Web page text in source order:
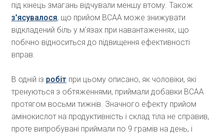
під кінець змагань відчували меншу втому. Також
з'ясувалося, що прийом ВСАА може знижувати
відкладений біль у м'язах при навантаженнях, що
побічно відноситься до підвищення ефективності
вправ.
В одній із робіт при цьому описано, як чоловіки, які
тренуються з обтяженнями, приймали добавки ВСАА
протягом восьми тижнів. Значного ефекту прийом
амінокислот на продуктивність і склад тіла не справив,
проте випробувані приймали по 9 грамів на день, і